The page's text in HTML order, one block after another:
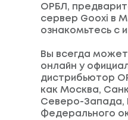
ОРБЛ,
сервер Gooxi в
ознакомьтесь с
Вы всегда
онлайн у
дистрибьютор
как Москва,
Северо-Запада,
Федерального